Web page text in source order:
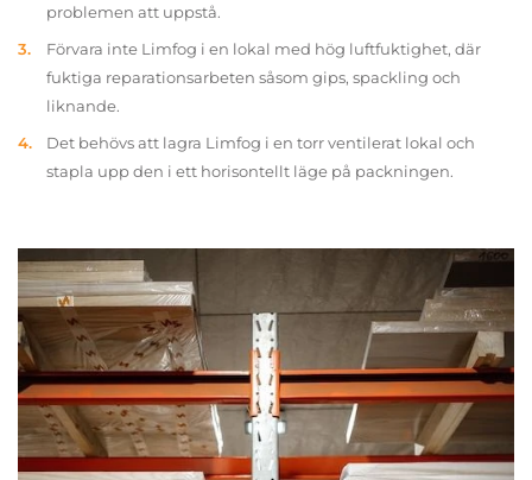
problemen att uppstå.
Förvara inte Limfog i en lokal med hög luftfuktighet, där
fuktiga reparationsarbeten såsom gips, spackling och
liknande.
Det behövs att lagra Limfog i en torr ventilerat lokal och
stapla upp den i ett horisontellt läge på packningen.